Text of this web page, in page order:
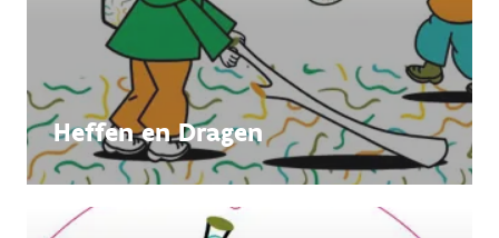
Heffen en Dragen